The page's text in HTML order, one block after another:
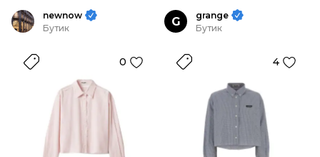
newnow
Бутик
0
G
grange
Бутик
4